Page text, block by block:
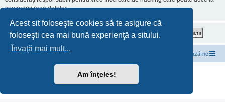
Acest sit foloseşte cookies să te asigure că
foloseşti cea mai bună experienţă a sitului.
Învaţă mai mult...
Am înţeles!
compromiterea datelor.
InterLAN Internet Exchange Contactează-ne
phpBB ® Forum Software © phpBB Limited